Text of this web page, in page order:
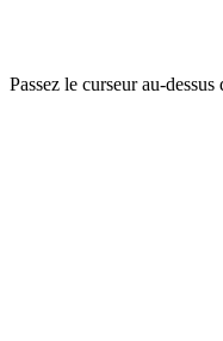
Passez le curseur au-